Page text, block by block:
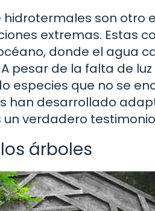
hidrotermales son
extremas. Estas
donde el agua
pesar de la falta de
especies que no se
han desarrollado
un verdadero
árboles